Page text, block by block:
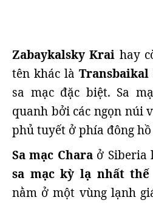
Zabaykalsky Krai hay
tên khác là Transbaikal
sa mạc đặc biệt. Sa
quanh bởi các ngọn núi
phủ tuyết ở phía đông
Sa mạc Charaở Siberia
sa mạc kỳ lạ nhất
nằm ở một vùng lạnh